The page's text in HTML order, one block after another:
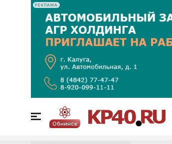
РЕКЛАМА
Обнинск